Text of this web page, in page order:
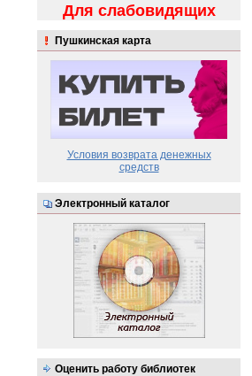
Для слабовидящих
Пушкинская карта
Условия возврата денежных
средств
Электронный каталог
Оценить работу библиотек